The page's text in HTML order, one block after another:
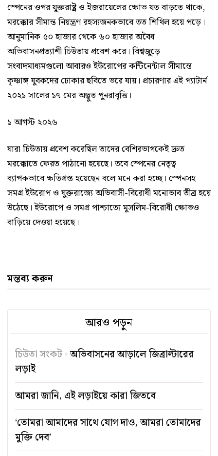
স্পেনের ওপর যুক্তরাষ্ট্র ও ইজরায়েলের ক্ষোভ যত বাড়তে থাকে,
মরক্কোর সীমান্ত নিয়ন্ত্রণ রহস্যজনকভাবে তত শিথিল হয়ে পড়ে।
আনুমানিক ৫০ হাজার থেকে ৬০ হাজার অবৈধ
অভিবাসনপ্রত্যাশী চিউতায় প্রবেশ করে। বিশ্বজুড়ে
সংবাদমাধ্যমগুলো আবারও ইউরোপের কন্টিনেন্টাল সীমান্তে
কৃষ্ণাঙ্গ যুবকদের ঢোকার ছবিতে ভরে যায়। প্রচারণার এই প্যাটার্ন
২০২১ সালের ১৭ মের অদ্ভুত পুনরাবৃত্তি।
১ আগস্ট ২০২৬
যারা চিউতায় প্রবেশ করেছিল তাদের বেশিরভাগকেই দ্রুত
মরক্কোতে ফেরত পাঠানো হয়েছে। তবে স্পেনের নেতৃত্ব
ব্যাপকভাবে ক্ষতিগ্রস্ত হয়েছেন বলে মনে করা হচ্ছে। স্পেনসহ
সমগ্র ইউরোপ ও যুক্তরাজ্যে অভিবাসী-বিরোধী মনোভাব তীব্র হয়ে
উঠেছে। ইউরোপে ও সমগ্র পাশ্চাত্যে মুসলিম-বিরোধী ক্ষোভও
বাড়িয়ে দেওয়া হয়েছে।
মন্তব্য করুন
আরও পড়ুন
চিউতা সংকট অভিবাসনের আড়ালে জিব্রাল্টারের
লড়াই
আমরা জানি, এই লড়াইয়ে কারা জিতবে
‘তোমরা আমাদের সাথে যোগ দাও, আমরা তোমাদের
মুক্তি দেব’